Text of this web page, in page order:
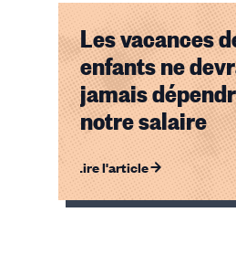
Les vacances
enfants ne
jamais
notre salaire
Lire l'article
Éléments